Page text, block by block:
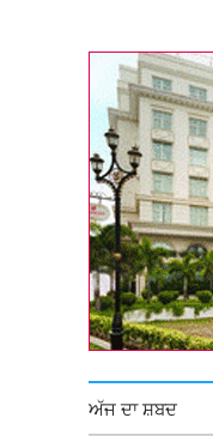
ਅੱਜ ਦਾ ਸ਼ਬਦ